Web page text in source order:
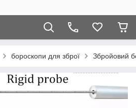
бороскопи для зброї Збройовий